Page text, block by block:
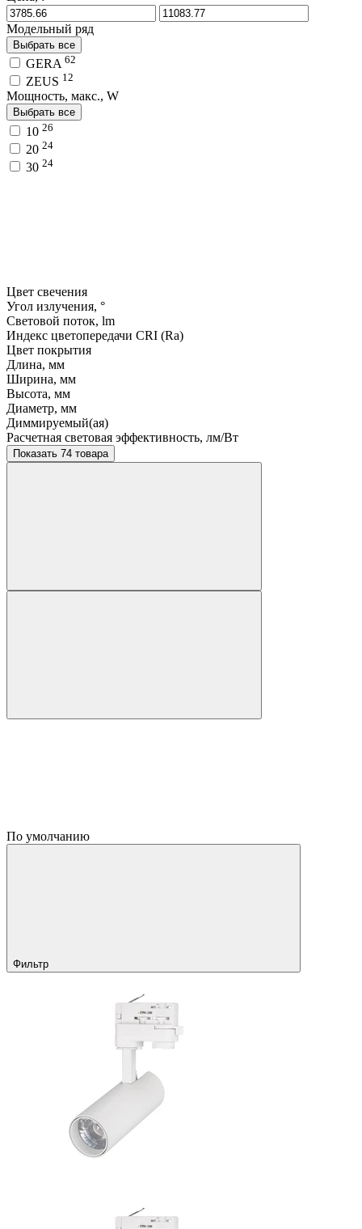
Модельный ряд
Выбрать все
GERA 62
ZEUS 12
Мощность, макс., W
Выбрать все
10 26
20 24
30 24
Цвет свечения
Угол излучения, °
Световой поток, lm
Индекс цветопередачи CRI (Ra)
Цвет покрытия
Длина, мм
Ширина, мм
Высота, мм
Диаметр, мм
Диммируемый(ая)
Расчетная световая эффективность, лм/Вт
Показать 74 товара
По умолчанию
Фильтр